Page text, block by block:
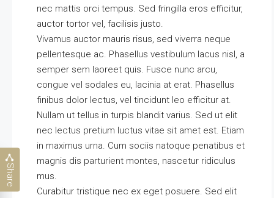
Share
nec mattis orci tempus. Sed fringilla eros efficitur,
auctor tortor vel, facilisis justo.
Vivamus auctor mauris risus, sed viverra neque
pellentesque ac. Phasellus vestibulum lacus nisl, a
semper sem laoreet quis. Fusce nunc arcu,
congue vel sodales eu, lacinia at erat. Phasellus
finibus dolor lectus, vel tincidunt leo efficitur at.
Nullam ut tellus in turpis blandit varius. Sed ut elit
nec lectus pretium luctus vitae sit amet est. Etiam
in maximus urna. Cum sociis natoque penatibus et
magnis dis parturient montes, nascetur ridiculus
mus.
Curabitur tristique nec ex eget posuere. Sed elit